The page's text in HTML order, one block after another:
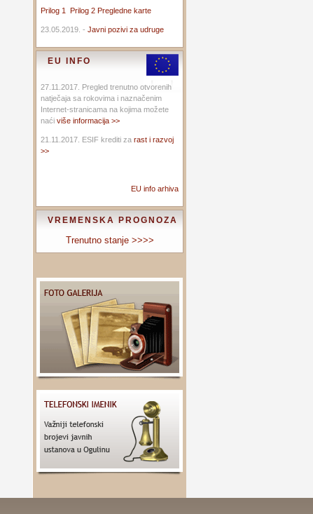
Prilog 1 Prilog 2 Pregledne karte
23.05.2019. - Javni pozivi za udruge
EU INFO
27.11.2017. Pregled trenutno otvorenih
natječaja sa rokovima i naznačenim
Internet-stranicama na kojima možete
naći više informacija >>
21.11.2017. ESIF krediti za rast i razvoj
>>
EU info arhiva
VREMENSKA PROGNOZA
Trenutno stanje >>>>